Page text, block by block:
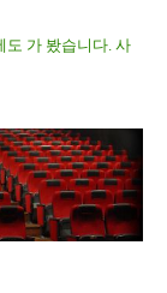
도 가 봤습니다. 사